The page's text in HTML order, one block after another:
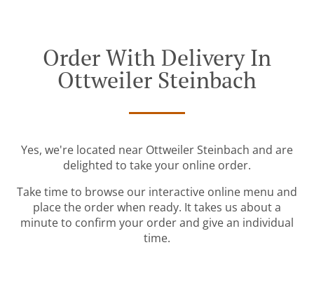
Order With Delivery In
Ottweiler Steinbach
Yes, we're located near Ottweiler Steinbach and are
delighted to take your online order.
Take time to browse our interactive online menu and
place the order when ready. It takes us about a
minute to confirm your order and give an individual
time.